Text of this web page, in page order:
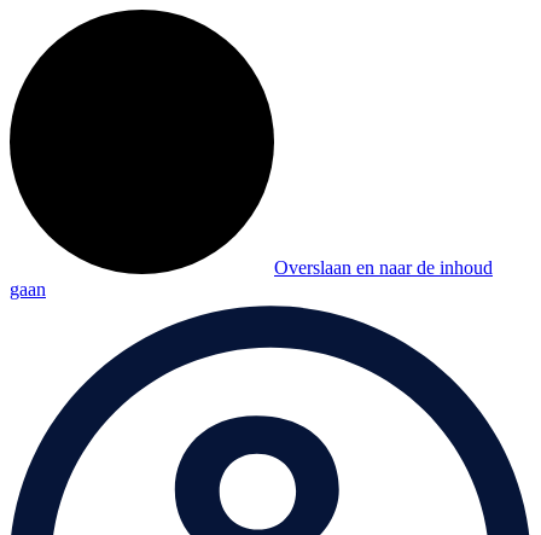
Overslaan en naar de inhoud
gaan